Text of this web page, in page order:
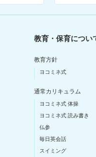
教育・保育につい
教育方針
ヨコミネ式
通常カリキュラム
ヨコミネ式 体操
ヨコミネ式 読み書き
仏参
毎日英会話
スイミング